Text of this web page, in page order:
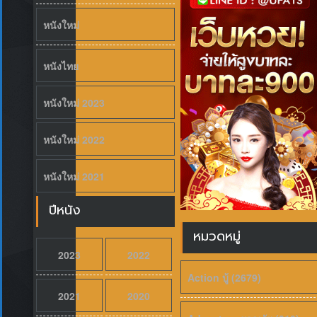
หนังใหม่
หนังไทย
หนังใหม่ 2023
หนังใหม่ 2022
หนังใหม่ 2021
ปีหนัง
2023 2022
2021 2020
เสียงไทย2026
Pati Patni Aur Woh Do
หมวดหมู่
Action บู้ (2679)